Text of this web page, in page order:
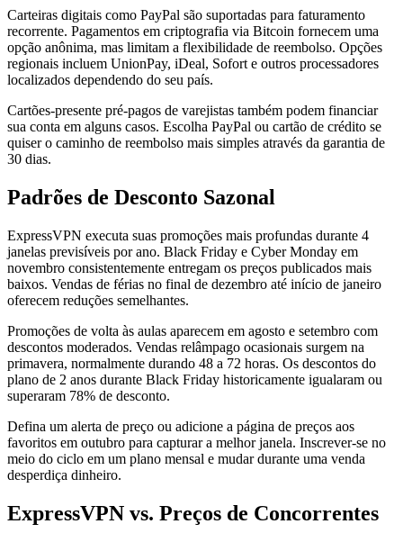
Carteiras digitais como PayPal são suportadas para faturamento
recorrente. Pagamentos em criptografia via Bitcoin fornecem uma
opção anônima, mas limitam a flexibilidade de reembolso. Opções
regionais incluem UnionPay, iDeal, Sofort e outros processadores
localizados dependendo do seu país.
Cartões-presente pré-pagos de varejistas também podem financiar
sua conta em alguns casos. Escolha PayPal ou cartão de crédito se
quiser o caminho de reembolso mais simples através da garantia de
30 dias.
Padrões de Desconto Sazonal
ExpressVPN executa suas promoções mais profundas durante 4
janelas previsíveis por ano. Black Friday e Cyber Monday em
novembro consistentemente entregam os preços publicados mais
baixos. Vendas de férias no final de dezembro até início de janeiro
oferecem reduções semelhantes.
Promoções de volta às aulas aparecem em agosto e setembro com
descontos moderados. Vendas relâmpago ocasionais surgem na
primavera, normalmente durando 48 a 72 horas. Os descontos do
plano de 2 anos durante Black Friday historicamente igualaram ou
superaram 78% de desconto.
Defina um alerta de preço ou adicione a página de preços aos
favoritos em outubro para capturar a melhor janela. Inscrever-se no
meio do ciclo em um plano mensal e mudar durante uma venda
desperdiça dinheiro.
ExpressVPN vs. Preços de Concorrentes